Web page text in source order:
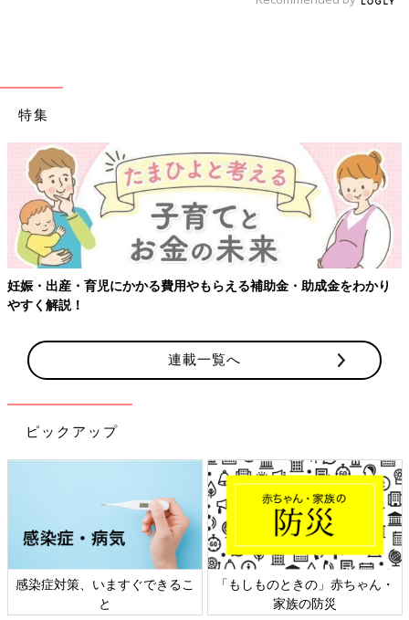
特集
やもらえる補助金・助成金をわかり 【ワクチン接種できるもの
連載一覧へ
ピックアップ
ぐできるこ
「もしものときの」赤ちゃん・
日本外来小児科学